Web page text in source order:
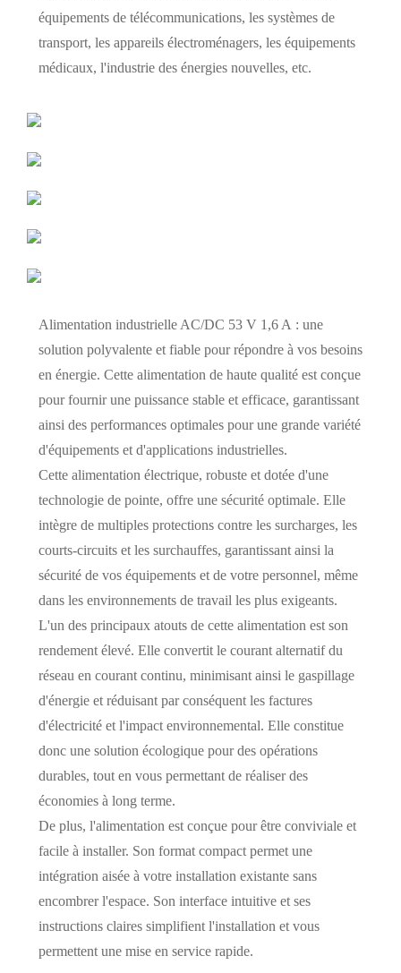
équipements de télécommunications, les systèmes de
transport, les appareils électroménagers, les équipements
médicaux, l'industrie des énergies nouvelles, etc.
Alimentation industrielle AC/DC 53 V 1,6 A : une
solution polyvalente et fiable pour répondre à vos besoins
en énergie. Cette alimentation de haute qualité est conçue
pour fournir une puissance stable et efficace, garantissant
ainsi des performances optimales pour une grande variété
d'équipements et d'applications industrielles.
Cette alimentation électrique, robuste et dotée d'une
technologie de pointe, offre une sécurité optimale. Elle
intègre de multiples protections contre les surcharges, les
courts-circuits et les surchauffes, garantissant ainsi la
sécurité de vos équipements et de votre personnel, même
dans les environnements de travail les plus exigeants.
L'un des principaux atouts de cette alimentation est son
rendement élevé. Elle convertit le courant alternatif du
réseau en courant continu, minimisant ainsi le gaspillage
d'énergie et réduisant par conséquent les factures
d'électricité et l'impact environnemental. Elle constitue
donc une solution écologique pour des opérations
durables, tout en vous permettant de réaliser des
économies à long terme.
De plus, l'alimentation est conçue pour être conviviale et
facile à installer. Son format compact permet une
intégration aisée à votre installation existante sans
encombrer l'espace. Son interface intuitive et ses
instructions claires simplifient l'installation et vous
permettent une mise en service rapide.